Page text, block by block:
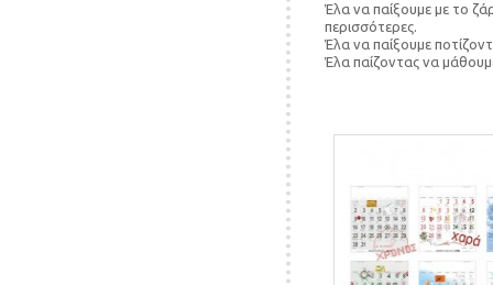
Έλα να παίξουμε με το
περισσότερες.
Έλα να παίξουμε
Έλα παίζοντας να